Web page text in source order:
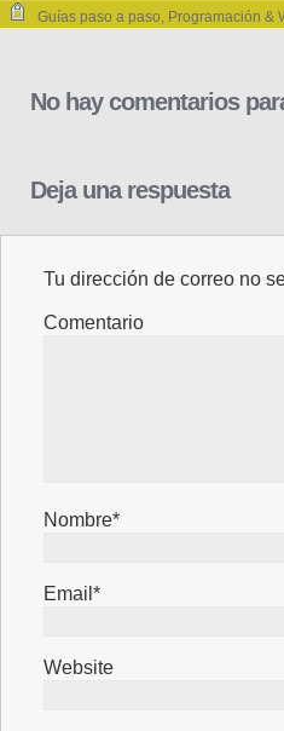
Guías paso a paso, Programación &
No hay comentarios
Deja una respuesta
Tu dirección de correo no
Comentario
Nombre*
Email*
Website